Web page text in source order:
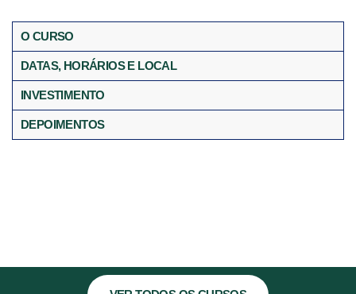
O CURSO
DATAS, HORÁRIOS E LOCAL
INVESTIMENTO
DEPOIMENTOS